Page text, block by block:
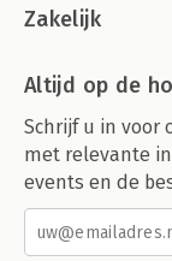
Zakelijk
Altijd op de
Schrijf u in voor
met relevante
events en de